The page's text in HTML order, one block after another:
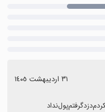
٣١ اردیبهشت ١٤٠٥